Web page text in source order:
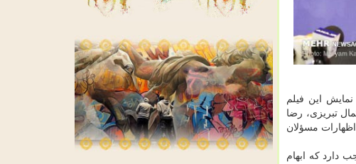
این فیلم
تبریزی، رضا
مسؤلان
دارد كه ابهام